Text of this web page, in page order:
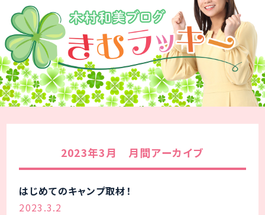
2023年3月 月間アーカイブ
はじめてのキャンプ取材！
2023.3.2